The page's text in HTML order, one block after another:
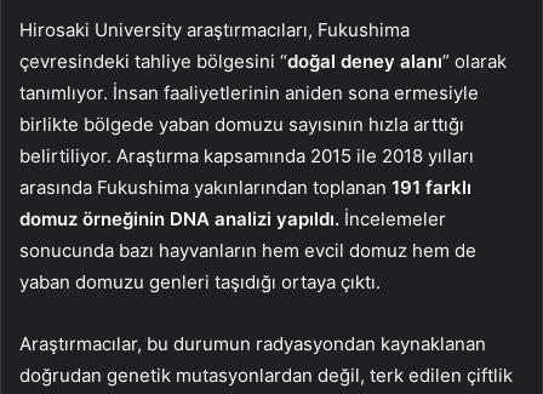
Hirosaki University araştırmacıları, Fukushima
çevresindeki tahliye bölgesini “doğal deney alanı” olarak
tanımlıyor. İnsan faaliyetlerinin aniden sona ermesiyle
birlikte bölgede yaban domuzu sayısının hızla arttığı
belirtiliyor. Araştırma kapsamında 2015 ile 2018 yılları
arasında Fukushima yakınlarından toplanan 191 farklı
domuz örneğinin DNA analizi yapıldı. İncelemeler
sonucunda bazı hayvanların hem evcil domuz hem de
yaban domuzu genleri taşıdığı ortaya çıktı.
Araştırmacılar, bu durumun radyasyondan kaynaklanan
doğrudan genetik mutasyonlardan değil, terk edilen çiftlik